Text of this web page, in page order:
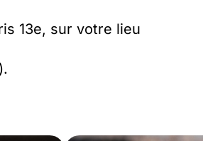
13e, sur votre lieu